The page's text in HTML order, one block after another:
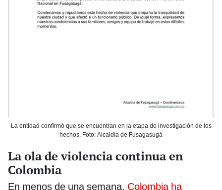
La entidad confirmó que se encuentran en la etapa de investigación de los
hechos. Foto: Alcaldía de Fusagasugá
La ola de violencia continua en
Colombia
En menos de una semana, Colombia ha